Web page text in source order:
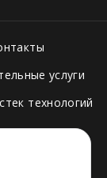
услуги
технологий